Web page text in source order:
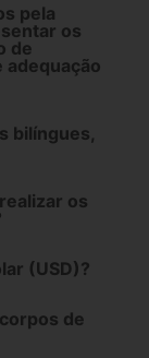
pela
os
de
adequação
bilíngues,
os
(USD)?
de